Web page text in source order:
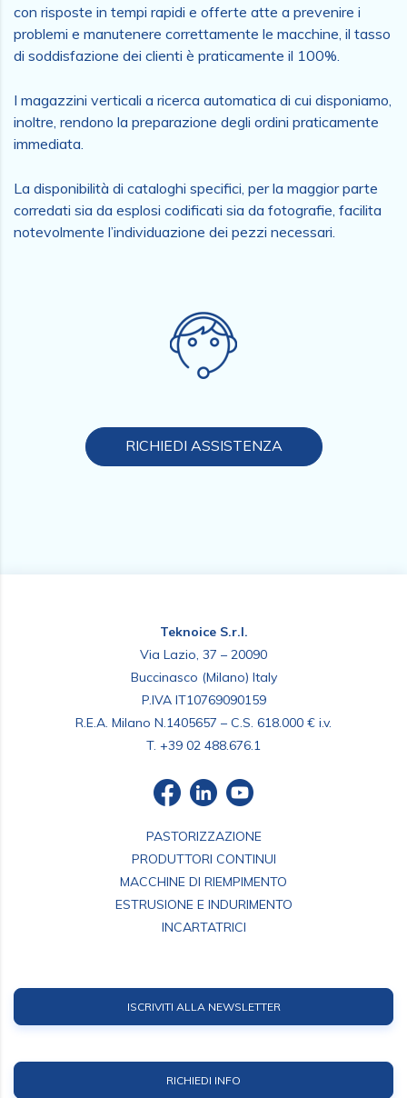
con risposte in tempi rapidi e offerte atte a prevenire i
problemi e manutenere correttamente le macchine, il tasso
di soddisfazione dei clienti è praticamente il 100%.
I magazzini verticali a ricerca automatica di cui disponiamo,
inoltre, rendono la preparazione degli ordini praticamente
immediata.
La disponibilità di cataloghi specifici, per la maggior parte
corredati sia da esplosi codificati sia da fotografie, facilita
notevolmente l’individuazione dei pezzi necessari.
RICHIEDI ASSISTENZA
Teknoice S.r.l.
Via Lazio, 37 – 20090
Buccinasco (Milano) Italy
P.IVA IT10769090159
R.E.A. Milano N.1405657 – C.S. 618.000 € i.v.
T. +39 02 488.676.1
PASTORIZZAZIONE
PRODUTTORI CONTINUI
MACCHINE DI RIEMPIMENTO
ESTRUSIONE E INDURIMENTO
INCARTATRICI
ISCRIVITI ALLA NEWSLETTER
RICHIEDI INFO